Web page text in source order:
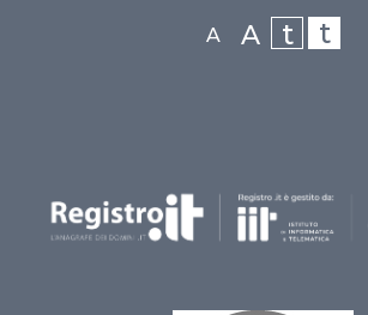
A A t t